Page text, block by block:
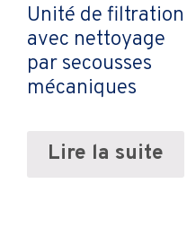
Unité de filtration
avec nettoyage
par secousses
mécaniques
Lire la suite